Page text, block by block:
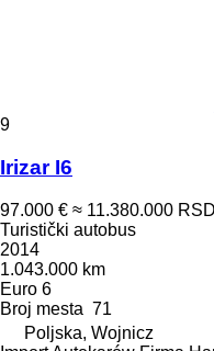
9
Irizar I6
97.000 € ≈ 11.380.000 RSD
Turistički autobus
2014
1.043.000 km
Euro 6
Broj mesta 71
Poljska, Wojnicz